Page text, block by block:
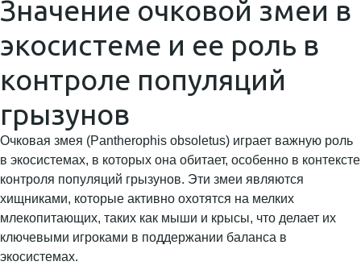
Значение очковой змеи в
экосистеме и ее роль в
контроле популяций
грызунов
Очковая змея (Pantherophis obsoletus) играет важную роль
в экосистемах, в которых она обитает, особенно в контексте
контроля популяций грызунов. Эти змеи являются
хищниками, которые активно охотятся на мелких
млекопитающих, таких как мыши и крысы, что делает их
ключевыми игроками в поддержании баланса в
экосистемах.